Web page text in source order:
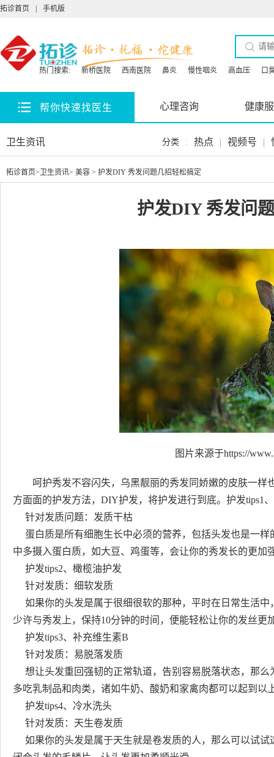
拓诊首页 手机版
热门搜索: 新桥医院 西南医院 鼻炎 慢性咽炎 高血压 口
帮你快速找医生 心理咨询 健康
卫生资讯 分类 : 热点 | 视频号 |
拓诊首页> 卫生资讯> 美容 > 护发DIY 秀发问题几招轻松搞定
护发DIY 秀发问
图片来源于https://
呵护秀发不容闪失，乌黑靓丽的秀发同娇嫩的皮肤一
方面面的护发方法，DIY护发，将护发进行到底。护发tips1
针对发质问题：发质干枯
蛋白质是所有细胞生长中必须的营养，包括头发也是一样
中多摄入蛋白质，如大豆、鸡蛋等，会让你的秀发长的更加
护发tips2、橄榄油护发
针对发质：细软发质
如果你的头发是属于很细很软的那种，平时在日常生活中
少许与秀发上，保持10分钟的时间，便能轻松让你的发丝更
护发tips3、补充维生素B
针对发质：易脱落发质
想让头发重回强韧的正常轨道，告别容易脱落状态，那么
多吃乳制品和肉类，诸如牛奶、酸奶和家禽肉都可以起到以
护发tips4、冷水洗头
针对发质：天生卷发质
如果你的头发是属于天生就是卷发质的人，那么可以试试